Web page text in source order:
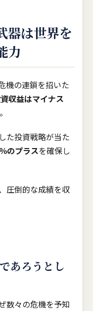
器は世界を
力
機の連鎖を招いた
収益はマイナス
た投資戦略が当た
のプラスを確保し
圧倒的な成績を収
あろうとし
数々の危機を予知